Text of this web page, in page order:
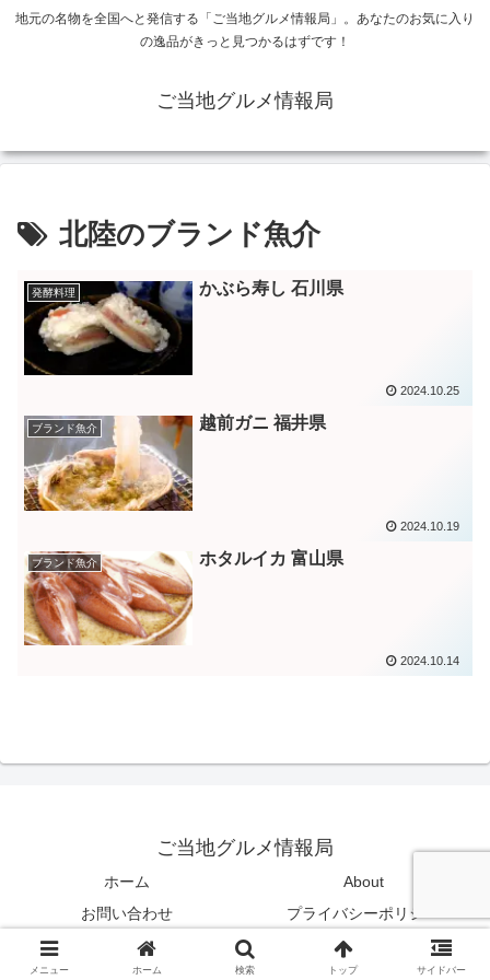
地元の名物を全国へと発信する「ご当地グルメ情報局」。あなたのお気に入り
の逸品がきっと見つかるはずです！
ご当地グルメ情報局
北陸のブランド魚介
発酵料理 かぶら寿し 石川県
2024.10.25
ブランド魚介 越前ガニ 福井県
2024.10.19
ブランド魚介 ホタルイカ 富山県
2024.10.14
ご当地グルメ情報局
ホーム
About
お問い合わせ
プライバシーポリシー
© 2025 ご当地グルメ情報局.
メニュー ホーム 検索 トップ サイドバー